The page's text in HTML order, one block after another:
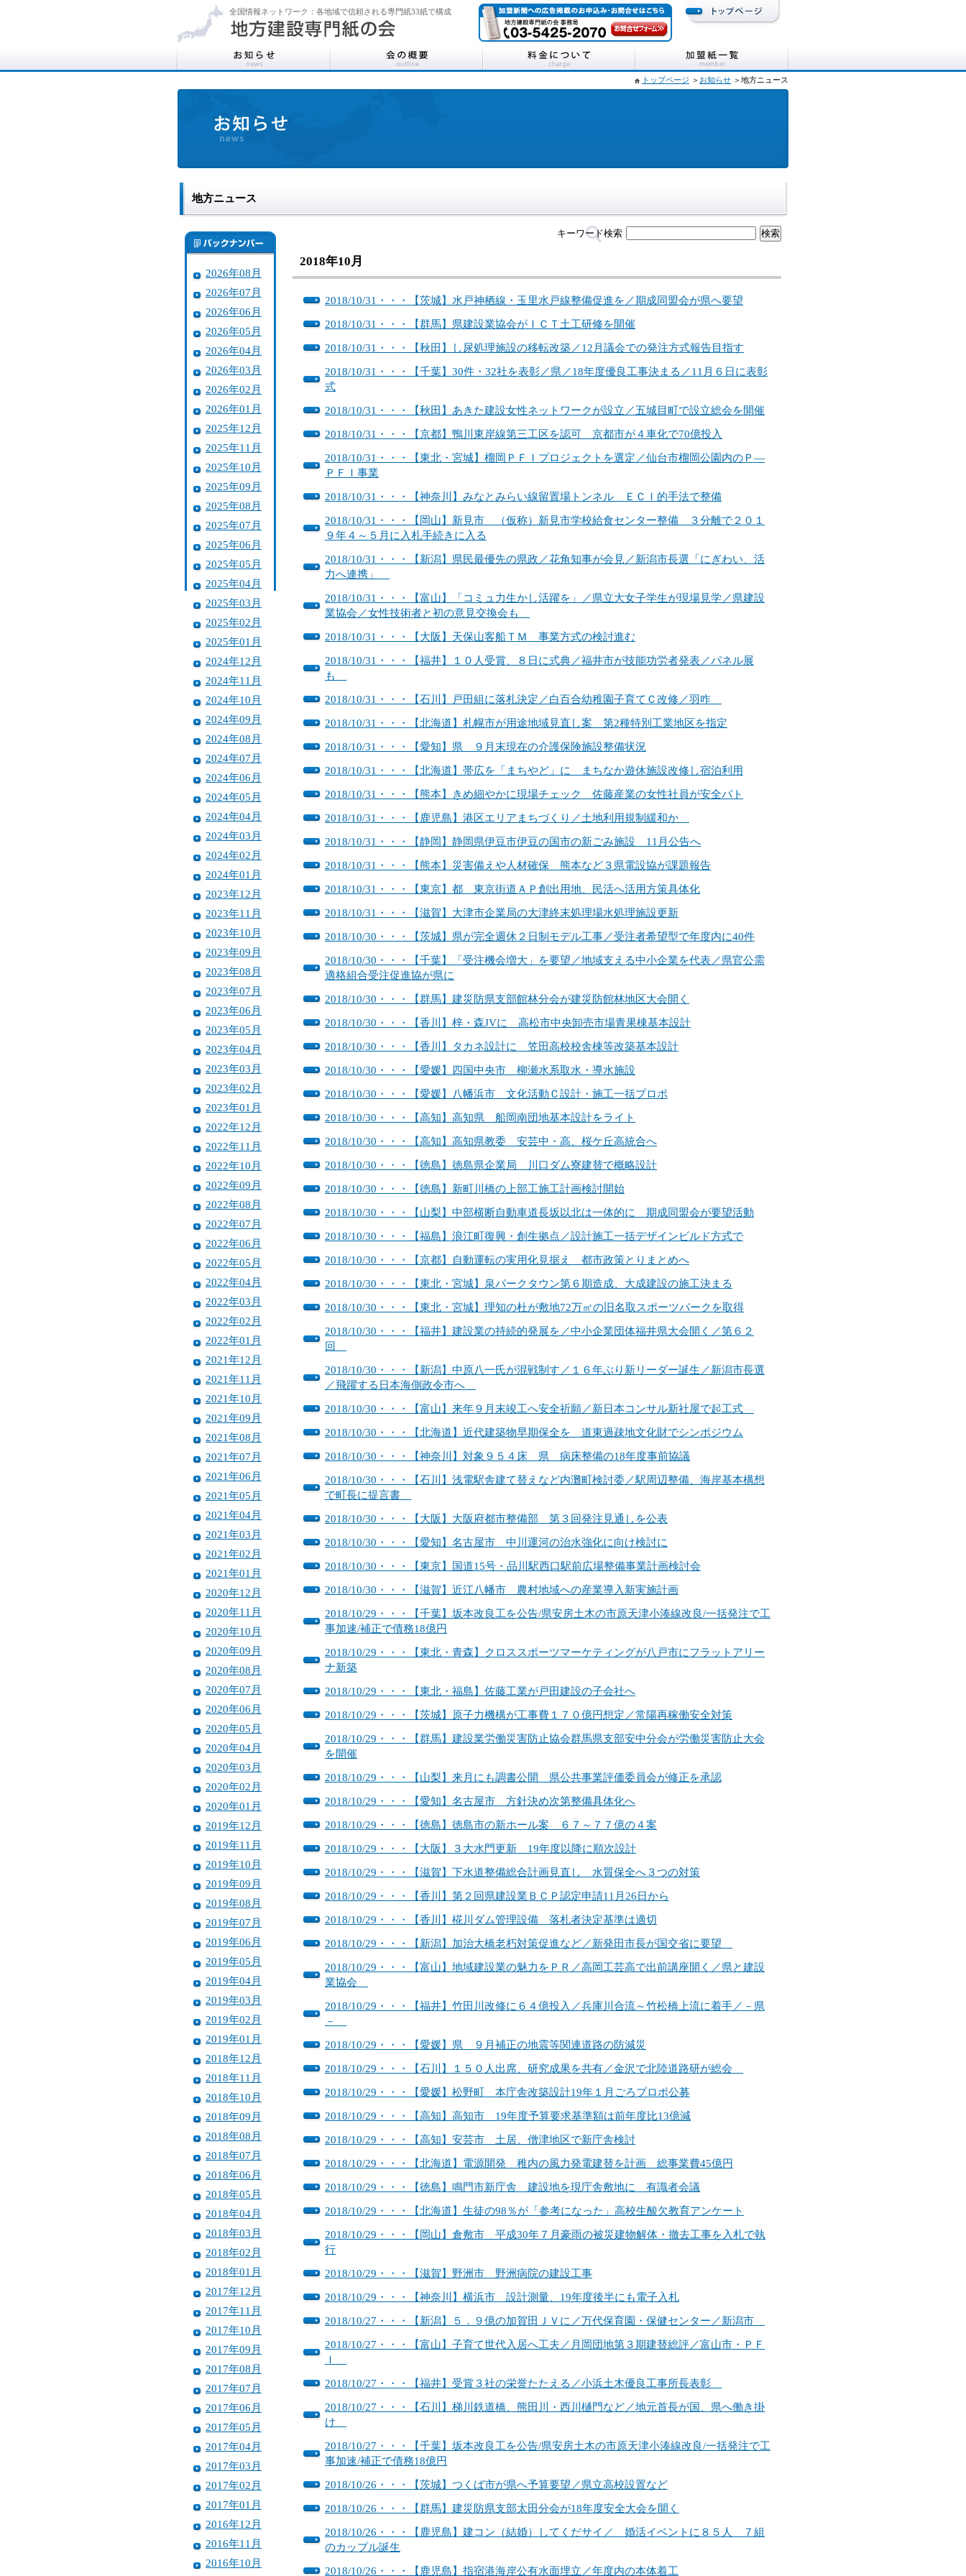
全国情報ネットワーク：各地域で信頼される専門紙33紙で構成
トップページ ＞ お知らせ ＞地方ニュース
地方ニュース
2026年08月
2026年07月
2026年06月
2026年05月
2026年04月
2026年03月
2026年02月
2026年01月
2025年12月
2025年11月
2025年10月
2025年09月
2025年08月
2025年07月
2025年06月
2025年05月
2025年04月
2025年03月
2025年02月
2025年01月
2024年12月
2024年11月
2024年10月
2024年09月
2024年08月
2024年07月
2024年06月
2024年05月
2024年04月
2024年03月
2024年02月
2024年01月
2023年12月
2023年11月
2023年10月
2023年09月
2023年08月
2023年07月
2023年06月
2023年05月
2023年04月
2023年03月
2023年02月
2023年01月
2022年12月
2022年11月
2022年10月
2022年09月
2022年08月
2022年07月
2022年06月
2022年05月
2022年04月
2022年03月
2022年02月
2022年01月
2021年12月
2021年11月
2021年10月
2021年09月
2021年08月
2021年07月
2021年06月
2021年05月
2021年04月
2021年03月
2021年02月
2021年01月
2020年12月
2020年11月
2020年10月
2020年09月
2020年08月
2020年07月
2020年06月
2020年05月
2020年04月
2020年03月
2020年02月
2020年01月
2019年12月
2019年11月
2019年10月
2019年09月
2019年08月
2019年07月
2019年06月
2019年05月
2019年04月
2019年03月
2019年02月
2019年01月
2018年12月
2018年11月
2018年10月
2018年09月
2018年08月
2018年07月
2018年06月
2018年05月
2018年04月
2018年03月
2018年02月
2018年01月
2017年12月
2017年11月
2017年10月
2017年09月
2017年08月
2017年07月
2017年06月
2017年05月
2017年04月
2017年03月
2017年02月
2017年01月
2016年12月
2016年11月
2016年10月
キーワード検索
2018年10月
2018/10/31・・・【茨城】水戸神栖線・玉里水戸線整備促進を／期成同盟会が県へ要望
2018/10/31・・・【群馬】県建設業協会がＩＣＴ土工研修を開催
2018/10/31・・・【秋田】し尿処理施設の移転改築／12月議会での発注方式報告目指す
2018/10/31・・・【千葉】30件・32社を表彰／県／18年度優良工事決まる／11月６日に表彰
式
2018/10/31・・・【秋田】あきた建設女性ネットワークが設立／五城目町で設立総会を開催
2018/10/31・・・【京都】鴨川東岸線第三工区を認可 京都市が４車化で70億投入
2018/10/31・・・【東北・宮城】榴岡ＰＦＩプロジェクトを選定／仙台市榴岡公園内のＰ―
ＰＦＩ事業
2018/10/31・・・【神奈川】みなとみらい線留置場トンネル ＥＣＩ的手法で整備
2018/10/31・・・【岡山】新見市 （仮称）新見市学校給食センター整備 ３分離で２０１
９年４～５月に入札手続きに入る
2018/10/31・・・【新潟】県民最優先の県政／花角知事が会見／新潟市長選「にぎわい、活
力へ連携」
2018/10/31・・・【富山】「コミュ力生かし活躍を」／県立大女子学生が現場見学／県建設
業協会／女性技術者と初の意見交換会も
2018/10/31・・・【大阪】天保山客船ＴＭ 事業方式の検討進む
2018/10/31・・・【福井】１０人受賞、８日に式典／福井市が技能功労者発表／パネル展
も
2018/10/31・・・【石川】戸田組に落札決定／白百合幼稚園子育てＣ改修／羽咋
2018/10/31・・・【北海道】札幌市が用途地域見直し案 第2種特別工業地区を指定
2018/10/31・・・【愛知】県 ９月末現在の介護保険施設整備状況
2018/10/31・・・【北海道】帯広を「まちやど」に まちなか遊休施設改修し宿泊利用
2018/10/31・・・【熊本】きめ細やかに現場チェック 佐藤産業の女性社員が安全パト
2018/10/31・・・【鹿児島】港区エリアまちづくり／土地利用規制緩和か
2018/10/31・・・【静岡】静岡県伊豆市伊豆の国市の新ごみ施設 11月公告へ
2018/10/31・・・【熊本】災害備えや人材確保 熊本など３県電設協が課題報告
2018/10/31・・・【東京】都 東京街道ＡＰ創出用地、民活へ活用方策具体化
2018/10/31・・・【滋賀】大津市企業局の大津終末処理場水処理施設更新
2018/10/30・・・【茨城】県が完全週休２日制モデル工事／受注者希望型で年度内に40件
2018/10/30・・・【千葉】「受注機会増大」を要望／地域支える中小企業を代表／県官公需
適格組合受注促進協が県に
2018/10/30・・・【群馬】建災防県支部館林分会が建災防館林地区大会開く
2018/10/30・・・【香川】梓・森JVに 高松市中央卸売市場青果棟基本設計
2018/10/30・・・【香川】タカネ設計に 笠田高校校舎棟等改築基本設計
2018/10/30・・・【愛媛】四国中央市 柳瀬水系取水・導水施設
2018/10/30・・・【愛媛】八幡浜市 文化活動Ｃ設計・施工一括プロポ
2018/10/30・・・【高知】高知県 船岡南団地基本設計をライト
2018/10/30・・・【高知】高知県教委 安芸中・高、桜ケ丘高統合へ
2018/10/30・・・【徳島】徳島県企業局 川口ダム寮建替で概略設計
2018/10/30・・・【徳島】新町川橋の上部工施工計画検討開始
2018/10/30・・・【山梨】中部横断自動車道長坂以北は一体的に 期成同盟会が要望活動
2018/10/30・・・【福島】浪江町復興・創生拠点／設計施工一括デザインビルド方式で
2018/10/30・・・【京都】自動運転の実用化見据え 都市政策とりまとめへ
2018/10/30・・・【東北・宮城】泉パークタウン第６期造成、大成建設の施工決まる
2018/10/30・・・【東北・宮城】理知の杜が敷地72万㎡の旧名取スポーツパークを取得
2018/10/30・・・【福井】建設業の持続的発展を／中小企業団体福井県大会開く／第６２
回
2018/10/30・・・【新潟】中原八一氏が混戦制す／１６年ぶり新リーダー誕生／新潟市長選
／飛躍する日本海側政令市へ
2018/10/30・・・【富山】来年９月末竣工へ安全祈願／新日本コンサル新社屋で起工式
2018/10/30・・・【北海道】近代建築物早期保全を 道東過疎地文化財でシンポジウム
2018/10/30・・・【神奈川】対象９５４床 県 病床整備の18年度事前協議
2018/10/30・・・【石川】浅電駅舎建て替えなど内灘町検討委／駅周辺整備、海岸基本構想
で町長に提言書
2018/10/30・・・【大阪】大阪府都市整備部 第３回発注見通しを公表
2018/10/30・・・【愛知】名古屋市 中川運河の治水強化に向け検討に
2018/10/30・・・【東京】国道15号・品川駅西口駅前広場整備事業計画検討会
2018/10/30・・・【滋賀】近江八幡市 農村地域への産業導入新実施計画
2018/10/29・・・【千葉】坂本改良工を公告/県安房土木の市原天津小湊線改良/一括発注で工
事加速/補正で債務18億円
2018/10/29・・・【東北・青森】クロススポーツマーケティングが八戸市にフラットアリー
ナ新築
2018/10/29・・・【東北・福島】佐藤工業が戸田建設の子会社へ
2018/10/29・・・【茨城】原子力機構が工事費１７０億円想定／常陽再稼働安全対策
2018/10/29・・・【群馬】建設業労働災害防止協会群馬県支部安中分会が労働災害防止大会
を開催
2018/10/29・・・【山梨】来月にも調書公開 県公共事業評価委員会が修正を承認
2018/10/29・・・【愛知】名古屋市 方針決め次第整備具体化へ
2018/10/29・・・【徳島】徳島市の新ホール案 ６７～７７億の４案
2018/10/29・・・【大阪】３大水門更新 19年度以降に順次設計
2018/10/29・・・【滋賀】下水道整備総合計画見直し 水質保全へ３つの対策
2018/10/29・・・【香川】第２回県建設業ＢＣＰ認定申請11月26日から
2018/10/29・・・【香川】椛川ダム管理設備 落札者決定基準は適切
2018/10/29・・・【新潟】加治大橋老朽対策促進など／新発田市長が国交省に要望
2018/10/29・・・【富山】地域建設業の魅力をＰＲ／高岡工芸高で出前講座開く／県と建設
業協会
2018/10/29・・・【福井】竹田川改修に６４億投入／兵庫川合流～竹松橋上流に着手／－県
－
2018/10/29・・・【愛媛】県 ９月補正の地震等関連道路の防減災
2018/10/29・・・【石川】１５０人出席、研究成果を共有／金沢で北陸道路研が総会
2018/10/29・・・【愛媛】松野町 本庁舎改築設計19年１月ごろプロポ公募
2018/10/29・・・【高知】高知市 19年度予算要求基準額は前年度比13億減
2018/10/29・・・【高知】安芸市 土居、僧津地区で新庁舎検討
2018/10/29・・・【北海道】電源開発 稚内の風力発電建替を計画 総事業費45億円
2018/10/29・・・【徳島】鳴門市新庁舎 建設地を現庁舎敷地に 有識者会議
2018/10/29・・・【北海道】生徒の98％が「参考になった」高校生酸欠教育アンケート
2018/10/29・・・【岡山】倉敷市 平成30年７月豪雨の被災建物解体・撤去工事を入札で執
行
2018/10/29・・・【滋賀】野洲市 野洲病院の建設工事
2018/10/29・・・【神奈川】横浜市 設計測量、19年度後半にも電子入札
2018/10/27・・・【新潟】５．９億の加賀田ＪＶに／万代保育園・保健センター／新潟市
2018/10/27・・・【富山】子育て世代入居へ工夫／月岡団地第３期建替総評／富山市・ＰＦ
Ｉ
2018/10/27・・・【福井】受賞３社の栄誉たたえる／小浜土木優良工事所長表彰
2018/10/27・・・【石川】梯川鉄道橋、熊田川・西川樋門など／地元首長が国、県へ働き掛
け
2018/10/27・・・【千葉】坂本改良工を公告/県安房土木の市原天津小湊線改良/一括発注で工
事加速/補正で債務18億円
2018/10/26・・・【茨城】つくば市が県へ予算要望／県立高校設置など
2018/10/26・・・【群馬】建災防県支部太田分会が18年度安全大会を開く
2018/10/26・・・【鹿児島】建コン（結婚）してくだサイ／ 婚活イベントに８５人 ７組
のカップル誕生
2018/10/26・・・【鹿児島】指宿港海岸公有水面埋立／年度内の本体着工